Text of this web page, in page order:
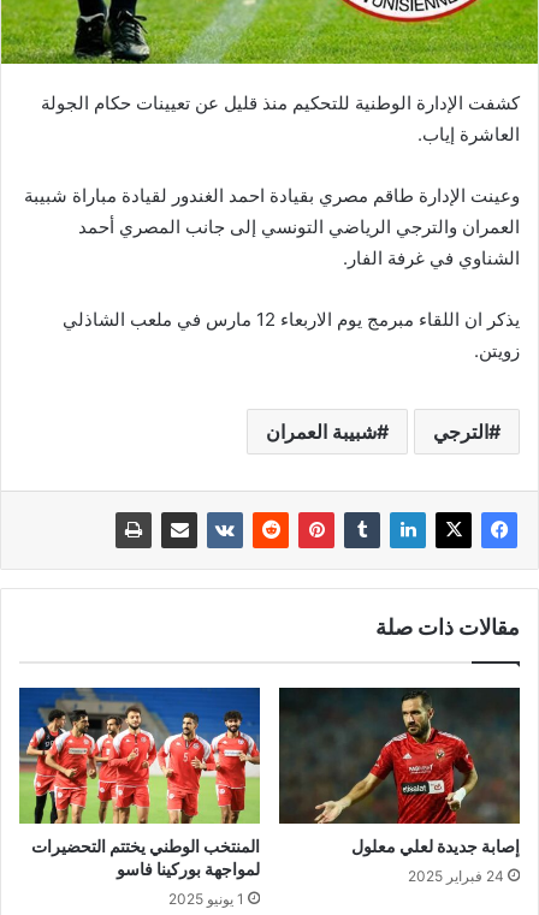
كشفت الإدارة الوطنية للتحكيم منذ قليل عن تعيينات حكام الجولة
العاشرة إياب.
وعينت الإدارة طاقم مصري بقيادة احمد الغندور لقيادة مباراة شبيبة
العمران والترجي الرياضي التونسي إلى جانب المصري أحمد
الشناوي في غرفة الفار.
يذكر ان اللقاء مبرمج يوم الاربعاء 12 مارس في ملعب الشاذلي
زويتن.
الترجي شبيبة العمران
مقالات ذات صلة
إصابة جديدة لعلي معلول
24 فبراير 2025
المنتخب الوطني يختتم التحضيرات
لمواجهة بوركينا فاسو
1 يونيو 2025